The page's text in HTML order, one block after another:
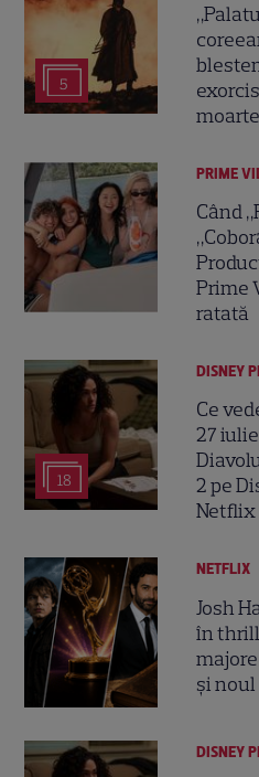
5
PRIME
Când
Prime
ratată
18
DISNEY
Ce
27
2 pe
Netflix
NETFLIX
Josh
în
și
DISNEY